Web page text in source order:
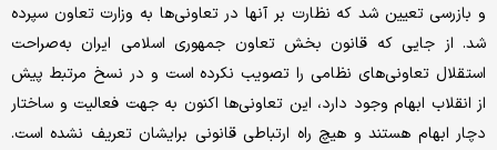
و بازرسی تعیین شد که نظارت بر آنها در تعاونی‌ها به وزارت تعاون سپرده
شد. از جایی که قانون بخش تعاون جمهوری اسلامی ایران به‌صراحت
استقلال تعاونی‌های نظامی را تصویب نکرده است و در نسخ مرتبط پیش
از انقلاب ابهام وجود دارد، این تعاونی‌ها اکنون به جهت فعالیت و ساختار
دچار ابهام هستند و هیچ راه ارتباطی قانونی برایشان تعریف نشده است.